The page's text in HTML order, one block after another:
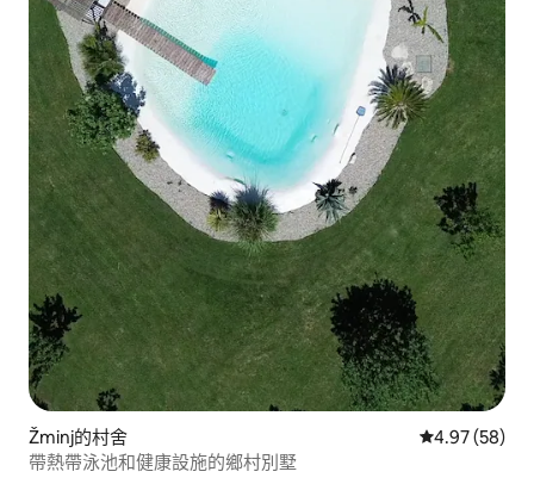
Žminj的村舍 從 58 則評價
4.97 (58)
帶熱帶泳池和健康設施的鄉村別墅